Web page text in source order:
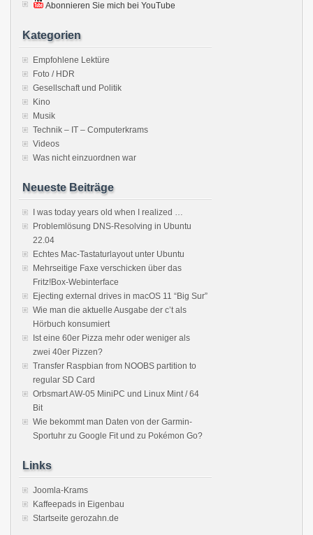
Abonnieren Sie mich bei YouTube
Kategorien
Empfohlene Lektüre
Foto / HDR
Gesellschaft und Politik
Kino
Musik
Technik – IT – Computerkrams
Videos
Was nicht einzuordnen war
Neueste Beiträge
I was today years old when I realized …
Problemlösung DNS-Resolving in Ubuntu
22.04
Echtes Mac-Tastaturlayout unter Ubuntu
Mehrseitige Faxe verschicken über das
Fritz!Box-Webinterface
Ejecting external drives in macOS 11 “Big Sur”
Wie man die aktuelle Ausgabe der c’t als
Hörbuch konsumiert
Ist eine 60er Pizza mehr oder weniger als
zwei 40er Pizzen?
Transfer Raspbian from NOOBS partition to
regular SD Card
Orbsmart AW-05 MiniPC und Linux Mint / 64
Bit
Wie bekommt man Daten von der Garmin-
Sportuhr zu Google Fit und zu Pokémon Go?
Links
Joomla-Krams
Kaffeepads in Eigenbau
Startseite gerozahn.de